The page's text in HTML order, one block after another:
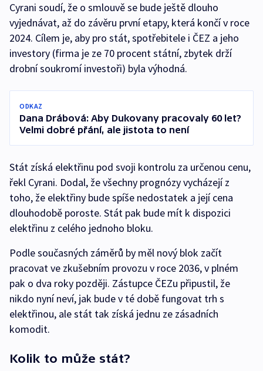
Cyrani soudí, že o smlouvě se bude ještě dlouho
vyjednávat, až do závěru první etapy, která končí v roce
2024. Cílem je, aby pro stát, spotřebitele i ČEZ a jeho
investory (firma je ze 70 procent státní, zbytek drží
drobní soukromí investoři) byla výhodná.
ODKAZ
Dana Drábová: Aby Dukovany pracovaly 60 let?
Velmi dobré přání, ale jistota to není
Stát získá elektřinu pod svoji kontrolu za určenou cenu,
řekl Cyrani. Dodal, že všechny prognózy vycházejí z
toho, že elektřiny bude spíše nedostatek a její cena
dlouhodobě poroste. Stát pak bude mít k dispozici
elektřinu z celého jednoho bloku.
Podle současných záměrů by měl nový blok začít
pracovat ve zkušebním provozu v roce 2036, v plném
pak o dva roky později. Zástupce ČEZu připustil, že
nikdo nyní neví, jak bude v té době fungovat trh s
elektřinou, ale stát tak získá jednu ze zásadních
komodit.
Kolik to může stát?